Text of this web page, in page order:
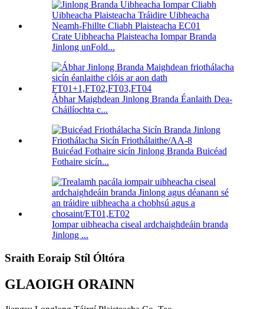
Crate Uibheacha Plaisteacha Iompar Branda
Jinlong unFold...
Ábhar Maighdean Jinlong Branda Éanlaith Dea-
Cháilíochta c...
Buicéad Fothaire sicín Jinlong Branda Buicéad
Fothaire sicín...
Iompar uibheacha ciseal ardchaighdeáin branda
Jinlong ...
Sraith Eoraip Stíl Óltóra
GLAOIGH ORAINN